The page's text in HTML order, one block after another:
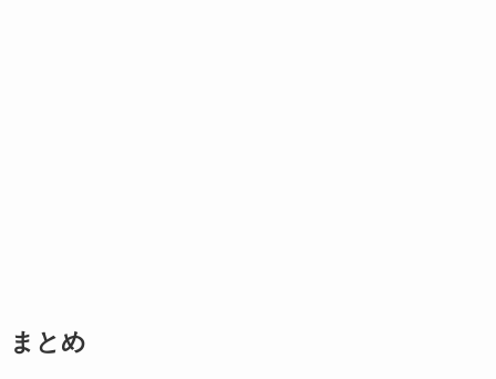
まとめ